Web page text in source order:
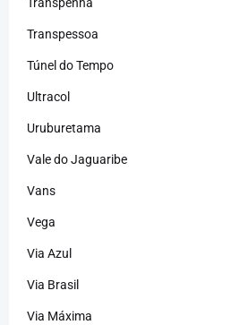
Transpessoa
Túnel do Tempo
Ultracol
Uruburetama
Vale do Jaguaribe
Vans
Vega
Via Azul
Via Brasil
Via Máxima